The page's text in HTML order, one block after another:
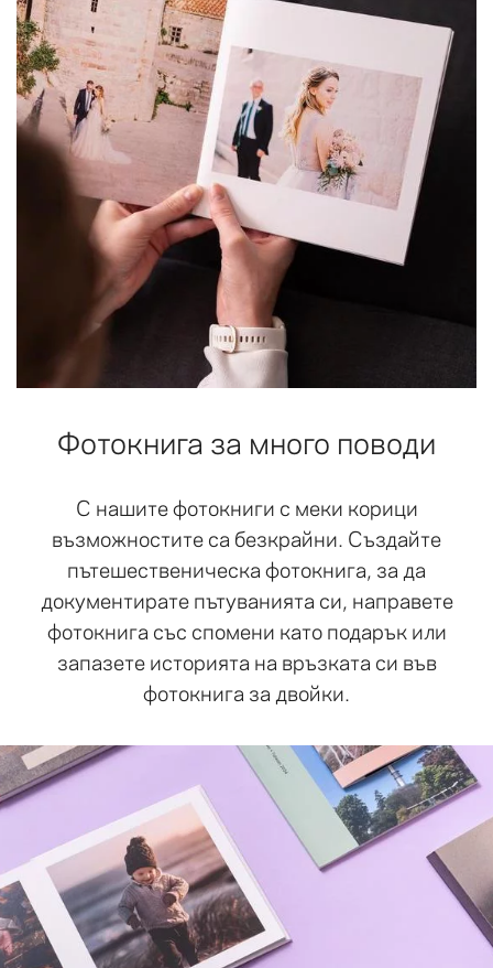
Фотокнига за много поводи
С нашите фотокниги с меки корици
възможностите са безкрайни. Създайте
пътешественическа фотокнига, за да
документирате пътуванията си, направете
фотокнига със спомени като подарък или
запазете историята на връзката си във
фотокнига за двойки.